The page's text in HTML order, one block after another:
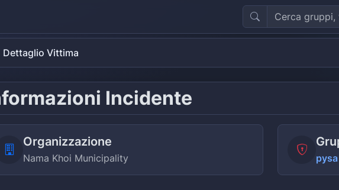
Dettaglio Vittima
Incidente
Organizzazione
Nama Khoi Municipality pysa